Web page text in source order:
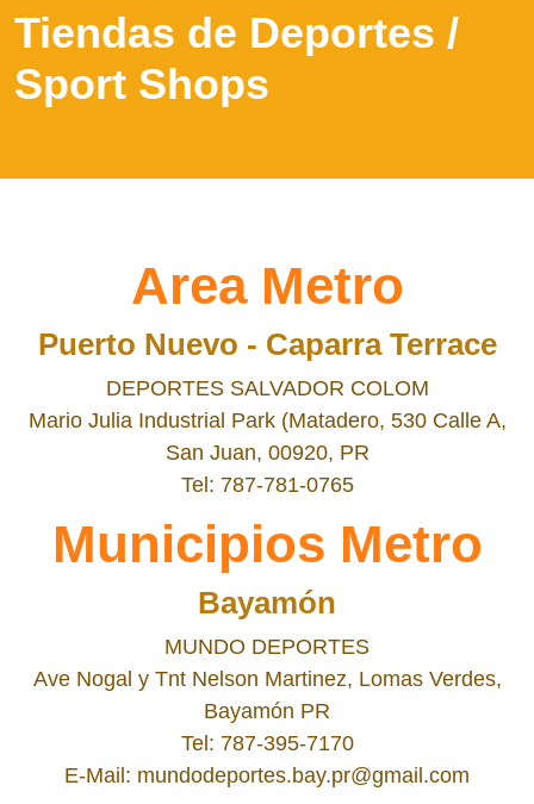
Tiendas de Deportes /
Sport Shops
Area Metro
Puerto Nuevo - Caparra Terrace
DEPORTES SALVADOR COLOM
Mario Julia Industrial Park (Matadero, 530 Calle A,
San Juan, 00920, PR
Tel: 787-781-0765
Municipios Metro
Bayamón
MUNDO DEPORTES
Ave Nogal y Tnt Nelson Martinez, Lomas Verdes,
Bayamón PR
Tel: 787-395-7170
E-Mail: mundodeportes.bay.pr@gmail.com